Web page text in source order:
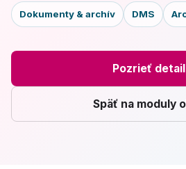
Dokumenty & archív DMS
Pozrieť detail
Späť na moduly